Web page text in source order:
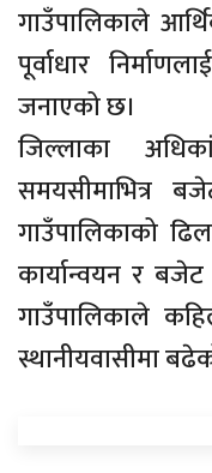
गाउँपालिकाले
पूर्वाधार
जनाएको छ।
जिल्लाका
समयसीमाभित्र
गाउँपालिकाको
कार्यान्वयन र बजेट
गाउँपालिकाले
स्थानीयवासीमा